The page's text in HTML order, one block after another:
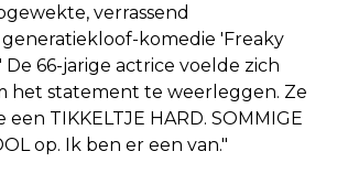
verrassend
komedie 'Freaky
De 66-jarige actrice voelde zich
het statement te weerleggen. Ze
TIKKELTJE HARD. SOMMIGE
op. Ik ben er een van."